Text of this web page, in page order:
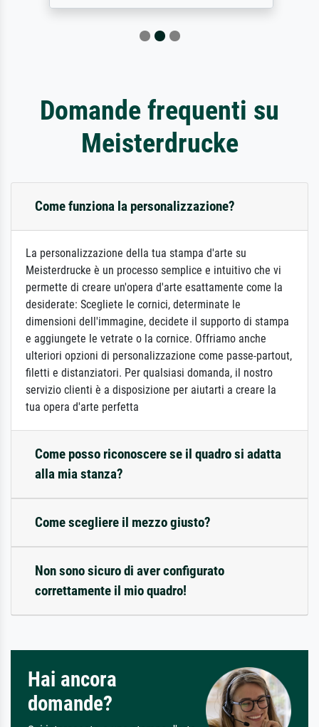
Domande frequenti su
Meisterdrucke
Come funziona la personalizzazione?
La personalizzazione della tua stampa d'arte su
Meisterdrucke è un processo semplice e intuitivo che vi
permette di creare un'opera d'arte esattamente come la
desiderate: Scegliete le cornici, determinate le
dimensioni dell'immagine, decidete il supporto di stampa
e aggiungete le vetrate o la cornice. Offriamo anche
ulteriori opzioni di personalizzazione come passe-partout,
filetti e distanziatori. Per qualsiasi domanda, il nostro
servizio clienti è a disposizione per aiutarti a creare la
tua opera d'arte perfetta
Come posso riconoscere se il quadro si adatta
alla mia stanza?
Come scegliere il mezzo giusto?
Non sono sicuro di aver configurato
correttamente il mio quadro!
Hai ancora
domande?